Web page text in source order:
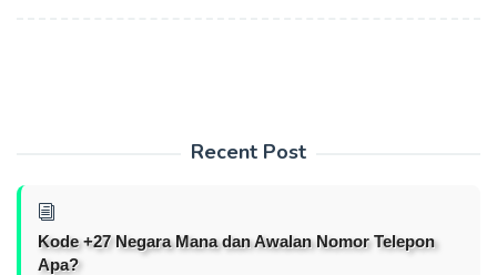
Recent Post
Kode +27 Negara Mana dan Awalan Nomor Telepon
Apa?